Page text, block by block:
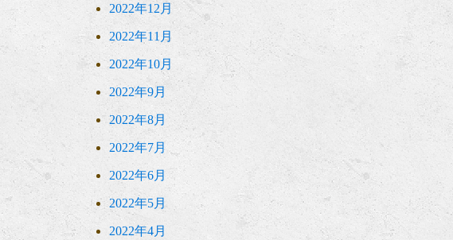
2022年12月
2022年11月
2022年10月
2022年9月
2022年8月
2022年7月
2022年6月
2022年5月
2022年4月